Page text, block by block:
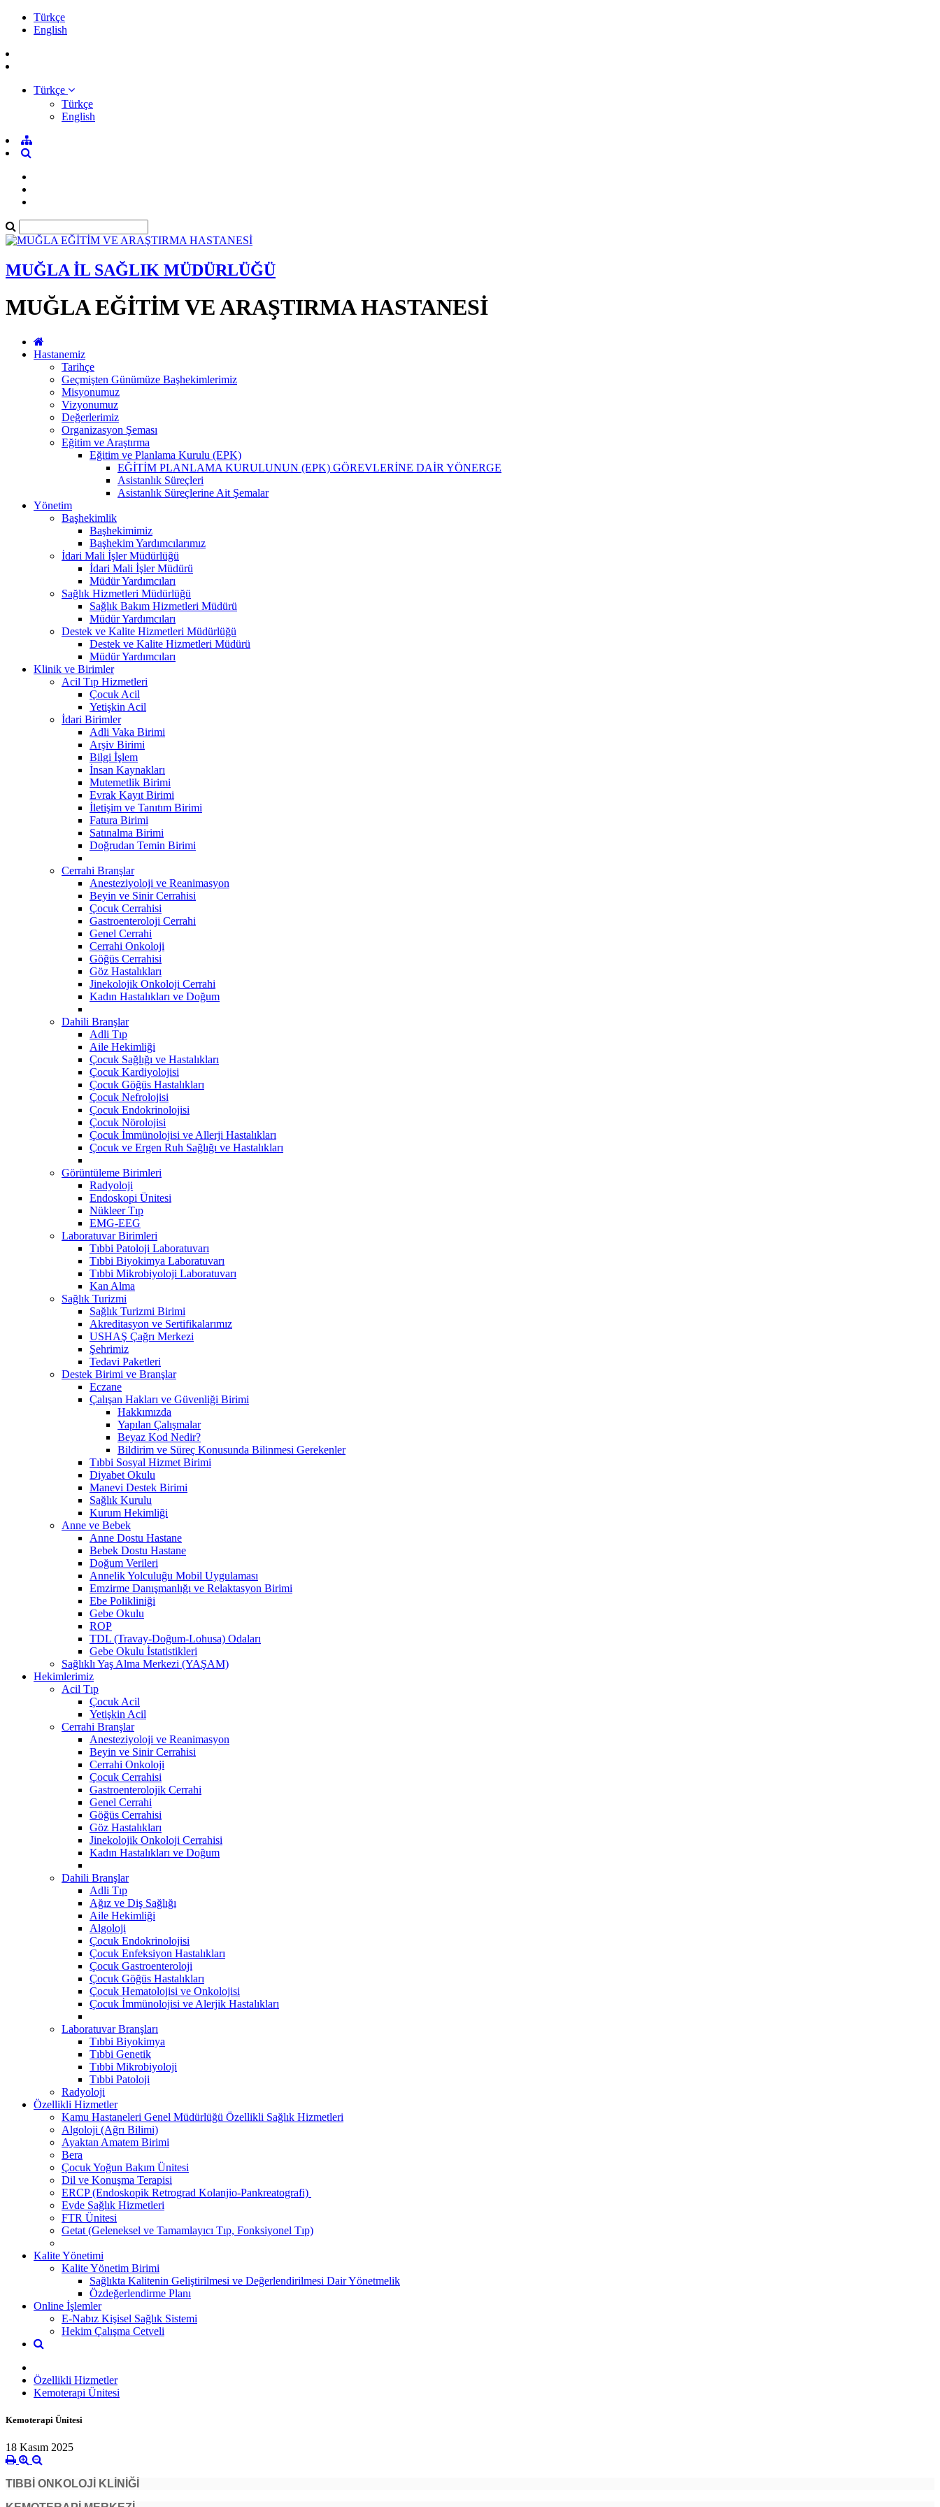
Türkçe
English
Türkçe
Türkçe
English
MUĞLA İL SAĞLIK MÜDÜRLÜĞÜ
MUĞLA EĞİTİM VE ARAŞTIRMA HASTANESİ
Hastanemiz
Tarihçe
Geçmişten Günümüze Başhekimlerimiz
Misyonumuz
Vizyonumuz
Değerlerimiz
Organizasyon Şeması
Eğitim ve Araştırma
Eğitim ve Planlama Kurulu (EPK)
EĞİTİM PLANLAMA KURULUNUN (EPK) GÖREVLERİNE DAİR YÖNERGE
Asistanlık Süreçleri
Asistanlık Süreçlerine Ait Şemalar
Yönetim
Başhekimlik
Başhekimimiz
Başhekim Yardımcılarımız
İdari Mali İşler Müdürlüğü
İdari Mali İşler Müdürü
Müdür Yardımcıları
Sağlık Hizmetleri Müdürlüğü
Sağlık Bakım Hizmetleri Müdürü
Müdür Yardımcıları
Destek ve Kalite Hizmetleri Müdürlüğü
Destek ve Kalite Hizmetleri Müdürü
Müdür Yardımcıları
Klinik ve Birimler
Acil Tıp Hizmetleri
Çocuk Acil
Yetişkin Acil
İdari Birimler
Adli Vaka Birimi
Arşiv Birimi
Bilgi İşlem
İnsan Kaynakları
Mutemetlik Birimi
Evrak Kayıt Birimi
İletişim ve Tanıtım Birimi
Fatura Birimi
Satınalma Birimi
Doğrudan Temin Birimi
Cerrahi Branşlar
Anesteziyoloji ve Reanimasyon
Beyin ve Sinir Cerrahisi
Çocuk Cerrahisi
Gastroenteroloji Cerrahi
Genel Cerrahi
Cerrahi Onkoloji
Göğüs Cerrahisi
Göz Hastalıkları
Jinekolojik Onkoloji Cerrahi
Kadın Hastalıkları ve Doğum
Dahili Branşlar
Adli Tıp
Aile Hekimliği
Çocuk Sağlığı ve Hastalıkları
Çocuk Kardiyolojisi
Çocuk Göğüs Hastalıkları
Çocuk Nefrolojisi
Çocuk Endokrinolojisi
Çocuk Nörolojisi
Çocuk İmmünolojisi ve Allerji Hastalıkları
Çocuk ve Ergen Ruh Sağlığı ve Hastalıkları
Görüntüleme Birimleri
Radyoloji
Endoskopi Ünitesi
Nükleer Tıp
EMG-EEG
Laboratuvar Birimleri
Tıbbi Patoloji Laboratuvarı
Tıbbi Biyokimya Laboratuvarı
Tıbbi Mikrobiyoloji Laboratuvarı
Kan Alma
Sağlık Turizmi
Sağlık Turizmi Birimi
Akreditasyon ve Sertifikalarımız
USHAŞ Çağrı Merkezi
Şehrimiz
Tedavi Paketleri
Destek Birimi ve Branşlar
Eczane
Çalışan Hakları ve Güvenliği Birimi
Hakkımızda
Yapılan Çalışmalar
Beyaz Kod Nedir?
Bildirim ve Süreç Konusunda Bilinmesi Gerekenler
Tıbbi Sosyal Hizmet Birimi
Diyabet Okulu
Manevi Destek Birimi
Sağlık Kurulu
Kurum Hekimliği
Anne ve Bebek
Anne Dostu Hastane
Bebek Dostu Hastane
Doğum Verileri
Annelik Yolculuğu Mobil Uygulaması
Emzirme Danışmanlığı ve Relaktasyon Birimi
Ebe Polikliniği
Gebe Okulu
ROP
TDL (Travay-Doğum-Lohusa) Odaları
Gebe Okulu İstatistikleri
Sağlıklı Yaş Alma Merkezi (YAŞAM)
Hekimlerimiz
Acil Tıp
Çocuk Acil
Yetişkin Acil
Cerrahi Branşlar
Anesteziyoloji ve Reanimasyon
Beyin ve Sinir Cerrahisi
Cerrahi Onkoloji
Çocuk Cerrahisi
Gastroenterolojik Cerrahi
Genel Cerrahi
Göğüs Cerrahisi
Göz Hastalıkları
Jinekolojik Onkoloji Cerrahisi
Kadın Hastalıkları ve Doğum
Dahili Branşlar
Adli Tıp
Ağız ve Diş Sağlığı
Aile Hekimliği
Algoloji
Çocuk Endokrinolojisi
Çocuk Enfeksiyon Hastalıkları
Çocuk Gastroenteroloji
Çocuk Göğüs Hastalıkları
Çocuk Hematolojisi ve Onkolojisi
Çocuk İmmünolojisi ve Alerjik Hastalıkları
Laboratuvar Branşları
Tıbbi Biyokimya
Tıbbi Genetik
Tıbbi Mikrobiyoloji
Tıbbi Patoloji
Radyoloji
Özellikli Hizmetler
Kamu Hastaneleri Genel Müdürlüğü Özellikli Sağlık Hizmetleri
Algoloji (Ağrı Bilimi)
Ayaktan Amatem Birimi
Bera
Çocuk Yoğun Bakım Ünitesi
Dil ve Konuşma Terapisi
ERCP (Endoskopik Retrograd Kolanjio-Pankreatografi) ​
Evde Sağlık Hizmetleri
FTR Ünitesi
Getat (Geleneksel ve Tamamlayıcı Tıp, Fonksiyonel Tıp)
Kalite Yönetimi
Kalite Yönetim Birimi
Sağlıkta Kalitenin Geliştirilmesi ve Değerlendirilmesi Dair Yönetmelik
Özdeğerlendirme Planı
Online İşlemler
E-Nabız Kişisel Sağlık Sistemi
Hekim Çalışma Cetveli
Özellikli Hizmetler
Kemoterapi Ünitesi
Kemoterapi Ünitesi
18 Kasım 2025
TIBBİ ONKOLOJİ KLİNİĞİ